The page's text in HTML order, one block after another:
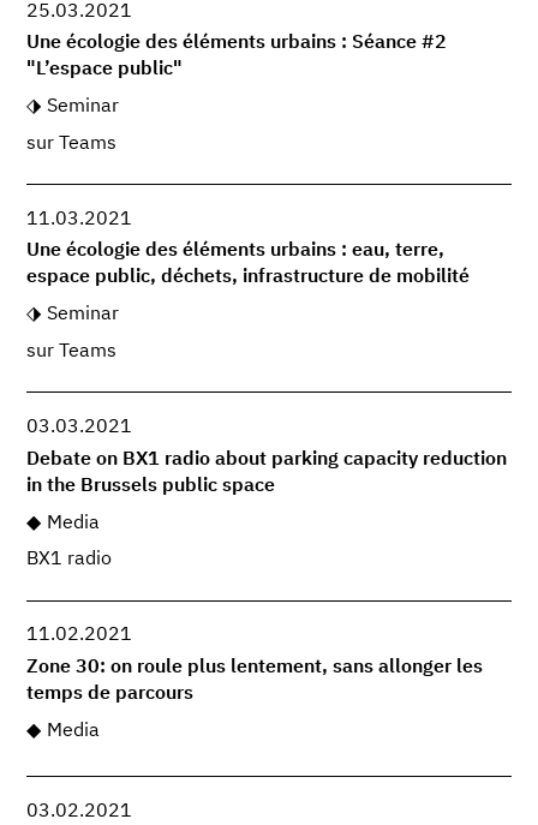
25.03.2021
Une écologie des éléments urbains : Séance #2
"L’espace public"
Seminar
sur Teams
11.03.2021
Une écologie des éléments urbains : eau, terre,
espace public, déchets, infrastructure de mobilité
Seminar
sur Teams
03.03.2021
Debate on BX1 radio about parking capacity reduction
in the Brussels public space
Media
BX1 radio
11.02.2021
Zone 30: on roule plus lentement, sans allonger les
temps de parcours
Media
03.02.2021